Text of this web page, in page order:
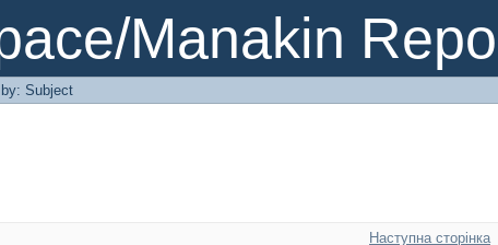
Manakin
Subject
Наступна сторінка